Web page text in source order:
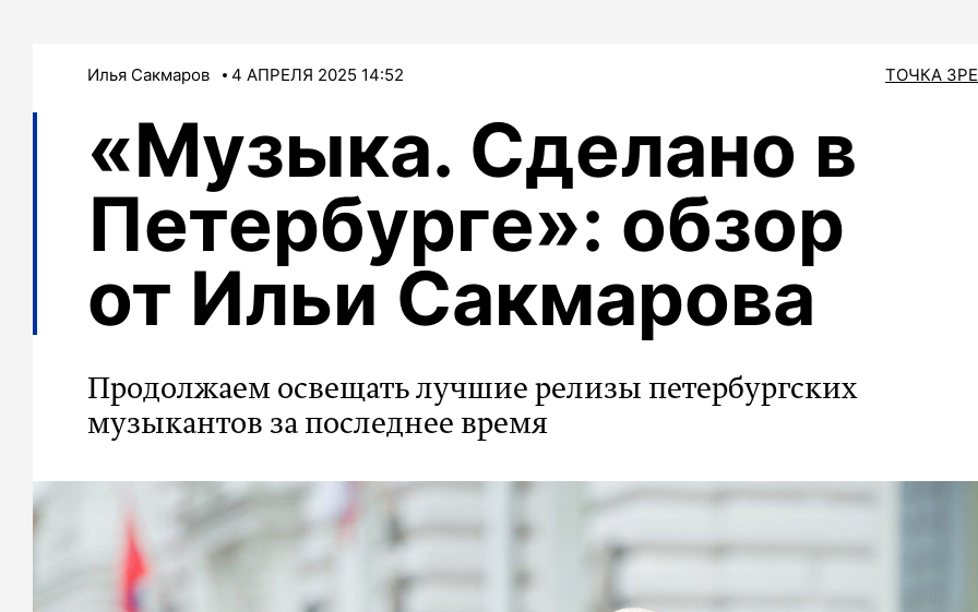
Илья Сакмаров 4 АПРЕЛЯ 2025 14:52 ТОЧКА
«Музыка. Сделано в
Петербурге»: обзор
от Ильи Сакмарова
Продолжаем освещать лучшие релизы петербургских
музыкантов за последнее время